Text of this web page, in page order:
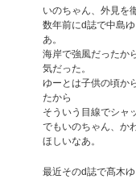
いのちゃん、外見を
数年前にd誌で中島
あ。
海岸で強風だったか
気だった。
ゆーとは子供の頃か
たから
そういう目線でシャ
でもいのちゃん、か
ほしいなあ。
最近そのd誌で髙木